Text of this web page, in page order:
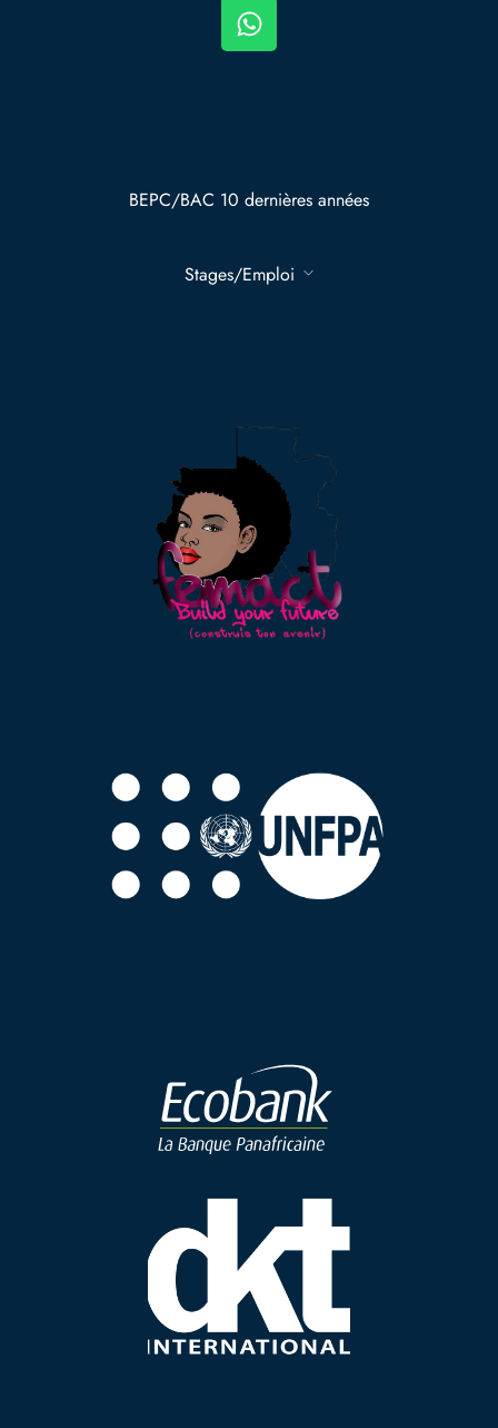
BEPC/BAC 10 dernières années
Stages/Emploi